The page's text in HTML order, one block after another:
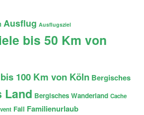
Ausflug Ausflugsziel
bis 50 Km von
100 Km von Köln Bergisches
Land Bergisches Wanderland Cache
Fail Familienurlaub